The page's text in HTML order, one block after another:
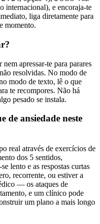
internacional), e encoraja-te
liga diretamente para
momento.
apressar-te para parares
resolvidas. No modo de
modo de texto, lê o que
te recompores. Não há
pesado se instala.
de ansiedade neste
real através de exercícios de
dos 5 sentidos,
lento e as respostas curtas
recorrente, ou estiver a
— os ataques de
e um clínico pode
um plano a mais longo